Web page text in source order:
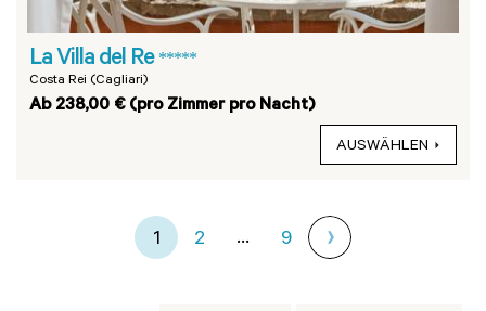
La Villa del Re *****
Costa Rei (Cagliari)
Ab 238,00 € (pro Zimmer pro Nacht)
AUSWÄHLEN
1 2 ... 9